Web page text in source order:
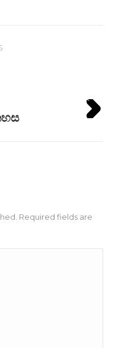
Required fields are